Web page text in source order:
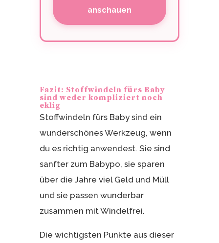
anschauen
Fazit: Stoffwindeln fürs Baby
sind weder kompliziert noch
eklig
Stoffwindeln fürs Baby sind ein
wunderschönes Werkzeug, wenn
du es richtig anwendest. Sie sind
sanfter zum Babypo, sie sparen
über die Jahre viel Geld und Müll
und sie passen wunderbar
zusammen mit Windelfrei.
Die wichtigsten Punkte aus dieser